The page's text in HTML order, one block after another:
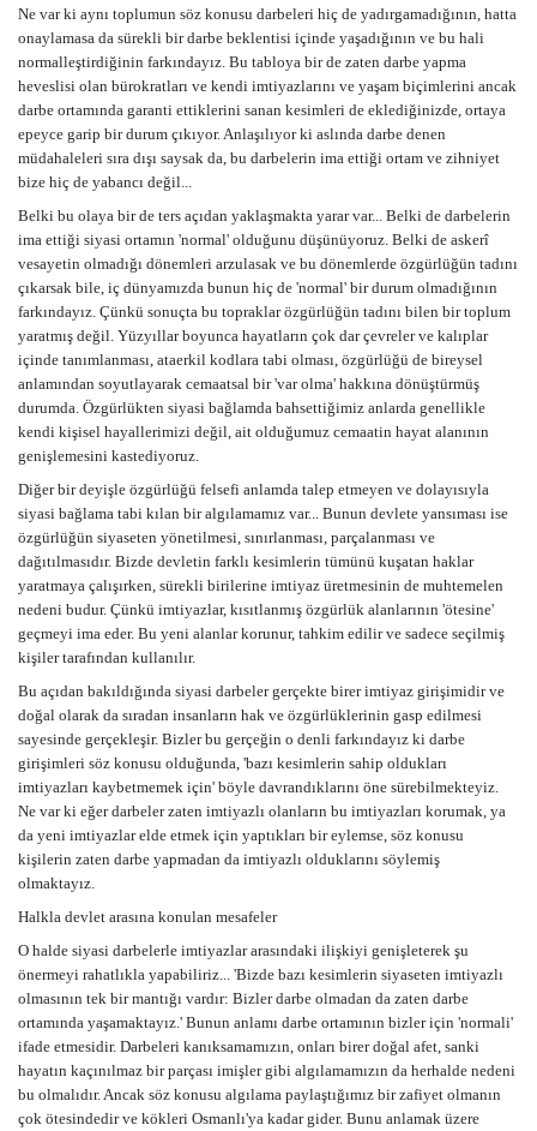
Ne var ki aynı toplumun söz konusu darbeleri hiç de yadırgamadığının, hatta
onaylamasa da sürekli bir darbe beklentisi içinde yaşadığının ve bu hali
normalleştirdiğinin farkındayız. Bu tabloya bir de zaten darbe yapma
heveslisi olan bürokratları ve kendi imtiyazlarını ve yaşam biçimlerini ancak
darbe ortamında garanti ettiklerini sanan kesimleri de eklediğinizde, ortaya
epeyce garip bir durum çıkıyor. Anlaşılıyor ki aslında darbe denen
müdahaleleri sıra dışı saysak da, bu darbelerin ima ettiği ortam ve zihniyet
bize hiç de yabancı değil...
Belki bu olaya bir de ters açıdan yaklaşmakta yarar var... Belki de darbelerin
ima ettiği siyasi ortamın 'normal' olduğunu düşünüyoruz. Belki de askerî
vesayetin olmadığı dönemleri arzulasak ve bu dönemlerde özgürlüğün tadını
çıkarsak bile, iç dünyamızda bunun hiç de 'normal' bir durum olmadığının
farkındayız. Çünkü sonuçta bu topraklar özgürlüğün tadını bilen bir toplum
yaratmış değil. Yüzyıllar boyunca hayatların çok dar çevreler ve kalıplar
içinde tanımlanması, ataerkil kodlara tabi olması, özgürlüğü de bireysel
anlamından soyutlayarak cemaatsal bir 'var olma' hakkına dönüştürmüş
durumda. Özgürlükten siyasi bağlamda bahsettiğimiz anlarda genellikle
kendi kişisel hayallerimizi değil, ait olduğumuz cemaatin hayat alanının
genişlemesini kastediyoruz.
Diğer bir deyişle özgürlüğü felsefi anlamda talep etmeyen ve dolayısıyla
siyasi bağlama tabi kılan bir algılamamız var... Bunun devlete yansıması ise
özgürlüğün siyaseten yönetilmesi, sınırlanması, parçalanması ve
dağıtılmasıdır. Bizde devletin farklı kesimlerin tümünü kuşatan haklar
yaratmaya çalışırken, sürekli birilerine imtiyaz üretmesinin de muhtemelen
nedeni budur. Çünkü imtiyazlar, kısıtlanmış özgürlük alanlarının 'ötesine'
geçmeyi ima eder. Bu yeni alanlar korunur, tahkim edilir ve sadece seçilmiş
kişiler tarafından kullanılır.
Bu açıdan bakıldığında siyasi darbeler gerçekte birer imtiyaz girişimidir ve
doğal olarak da sıradan insanların hak ve özgürlüklerinin gasp edilmesi
sayesinde gerçekleşir. Bizler bu gerçeğin o denli farkındayız ki darbe
girişimleri söz konusu olduğunda, 'bazı kesimlerin sahip oldukları
imtiyazları kaybetmemek için' böyle davrandıklarını öne sürebilmekteyiz.
Ne var ki eğer darbeler zaten imtiyazlı olanların bu imtiyazları korumak, ya
da yeni imtiyazlar elde etmek için yaptıkları bir eylemse, söz konusu
kişilerin zaten darbe yapmadan da imtiyazlı olduklarını söylemiş
olmaktayız.
Halkla devlet arasına konulan mesafeler
O halde siyasi darbelerle imtiyazlar arasındaki ilişkiyi genişleterek şu
önermeyi rahatlıkla yapabiliriz... 'Bizde bazı kesimlerin siyaseten imtiyazlı
olmasının tek bir mantığı vardır: Bizler darbe olmadan da zaten darbe
ortamında yaşamaktayız.' Bunun anlamı darbe ortamının bizler için 'normali'
ifade etmesidir. Darbeleri kanıksamamızın, onları birer doğal afet, sanki
hayatın kaçınılmaz bir parçası imişler gibi algılamamızın da herhalde nedeni
bu olmalıdır. Ancak söz konusu algılama paylaştığımız bir zafiyet olmanın
çok ötesindedir ve kökleri Osmanlı'ya kadar gider. Bunu anlamak üzere